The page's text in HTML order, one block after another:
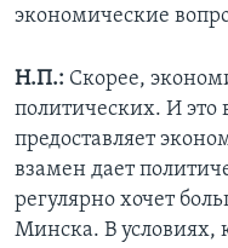
экономические
Н.П.: Скорее,
политических. И это
предоставляет
взамен дает
регулярно хочет
Минска. В условиях,